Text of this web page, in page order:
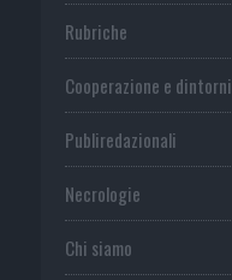
Rubriche
Cooperazione e dintorni
Publiredazionali
Necrologie
Chi siamo